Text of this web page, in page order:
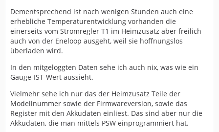
Dementsprechend ist nach wenigen Stunden auch eine
erhebliche Temperaturentwicklung vorhanden die
einerseits vom Stromregler T1 im Heimzusatz aber freilich
auch von der Eneloop ausgeht, weil sie hoffnungslos
überladen wird.
In den mitgeloggten Daten sehe ich auch nix, was wie ein
Gauge-IST-Wert aussieht.
Vielmehr sehe ich nur das der Heimzusatz Teile der
Modellnummer sowie der Firmwareversion, sowie das
Register mit den Akkudaten einliest. Das sind aber nur die
Akkudaten, die man mittels PSW einprogrammiert hat.